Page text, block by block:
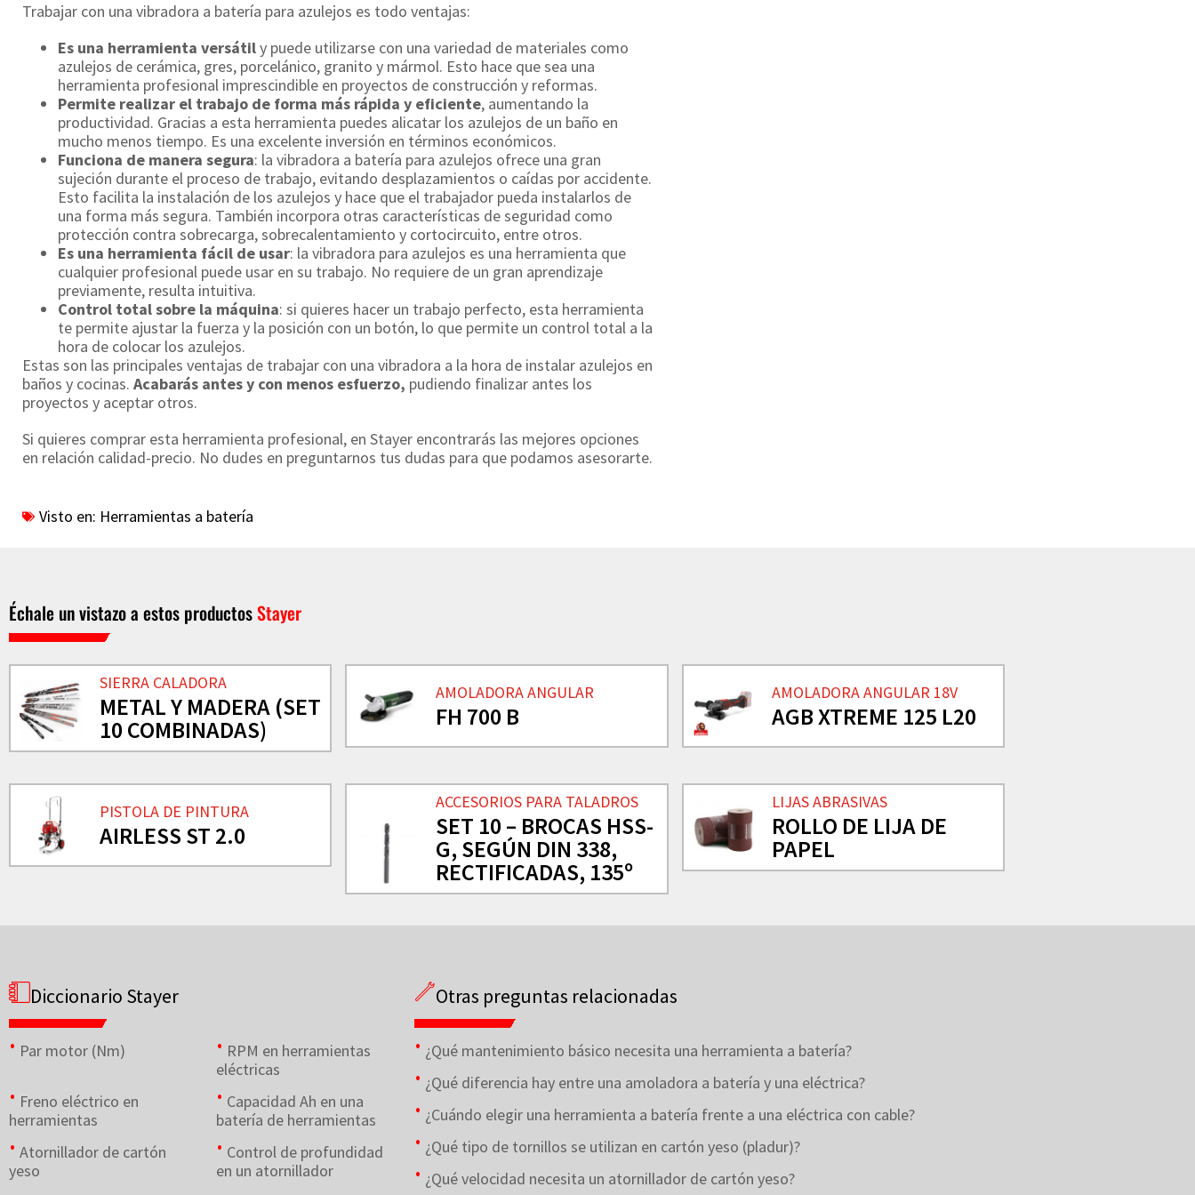
Trabajar con una vibradora a batería para azulejos es todo ventajas:
Es una herramienta versátily puede utilizarse con una variedad de materiales como
azulejos de cerámica, gres, porcelánico, granito y mármol. Esto hace que sea una
herramienta profesional imprescindible en proyectos de construcción y reformas.
Permite realizar el trabajo de forma más rápida y eficiente, aumentando la
productividad. Gracias a esta herramienta puedes alicatar los azulejos de un baño en
mucho menos tiempo. Es una excelente inversión en términos económicos.
Funciona de manera segura: la vibradora a batería para azulejos ofrece una gran
sujeción durante el proceso de trabajo, evitando desplazamientos o caídas por accidente.
Esto facilita la instalación de los azulejos y hace que el trabajador pueda instalarlos de
una forma más segura. También incorpora otras características de seguridad como
protección contra sobrecarga, sobrecalentamiento y cortocircuito, entre otros.
Es una herramienta fácil de usar: la vibradora para azulejos es una herramienta que
cualquier profesional puede usar en su trabajo. No requiere de un gran aprendizaje
previamente, resulta intuitiva.
Control total sobre la máquina: si quieres hacer un trabajo perfecto, esta herramienta
te permite ajustar la fuerza y la posición con un botón, lo que permite un control total a la
hora de colocar los azulejos.
Estas son las principales ventajas de trabajar con una vibradora a la hora de instalar azulejos en
baños y cocinas. Acabarás antes y con menos esfuerzo, pudiendo finalizar antes los
proyectos y aceptar otros.
Si quieres comprar esta herramienta profesional, en Stayer encontrarás las mejores opciones
en relación calidad-precio. No dudes en preguntarnos tus dudas para que podamos asesorarte.
Visto en: Herramientas a batería
Échale un vistazo a estos productosStayer
SIERRA CALADORA
METAL Y MADERA (SET
10 COMBINADAS)
AMOLADORA ANGULAR
FH 700 B
AMOLADORA ANGULAR 18V
AGB XTREME 125 L20
PISTOLA DE PINTURA
AIRLESS ST 2.0
ACCESORIOS PARA TALADROS
SET 10 – BROCAS HSS-
G, SEGÚN DIN 338,
RECTIFICADAS, 135º
LIJAS ABRASIVAS
ROLLO DE LIJA DE
PAPEL
Diccionario Stayer
Par motor (Nm)
RPM en herramientas
eléctricas
Freno eléctrico en
herramientas
Capacidad Ah en una
batería de herramientas
Atornillador de cartón
yeso
Control de profundidad
en un atornillador
Otras preguntas relacionadas
¿Qué mantenimiento básico necesita una herramienta a batería?
¿Qué diferencia hay entre una amoladora a batería y una eléctrica?
¿Cuándo elegir una herramienta a batería frente a una eléctrica con cable?
¿Qué tipo de tornillos se utilizan en cartón yeso (pladur)?
¿Qué velocidad necesita un atornillador de cartón yeso?